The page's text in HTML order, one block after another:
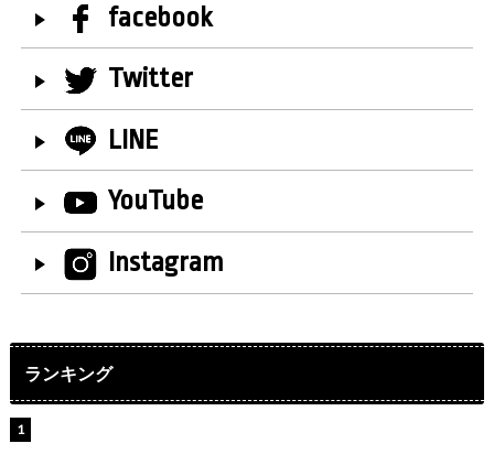
facebook
Twitter
LINE
YouTube
Instagram
ランキング